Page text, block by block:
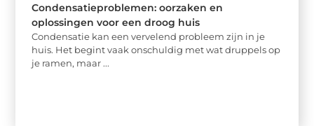
Condensatieproblemen: oorzaken en
oplossingen voor een droog huis
Condensatie kan een vervelend probleem zijn in je
huis. Het begint vaak onschuldig met wat druppels op
je ramen, maar ...